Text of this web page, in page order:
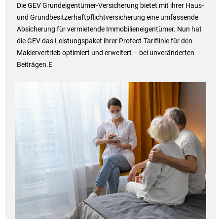
Die GEV Grundeigentümer-Versicherung bietet mit ihrer Haus-
und Grundbesitzerhaftpflichtversicherung eine umfassende
Absicherung für vermietende Immobilieneigentümer. Nun hat
die GEV das Leistungspaket ihrer Protect-Tariflinie für den
Maklervertrieb optimiert und erweitert – bei unveränderten
Beiträgen.E